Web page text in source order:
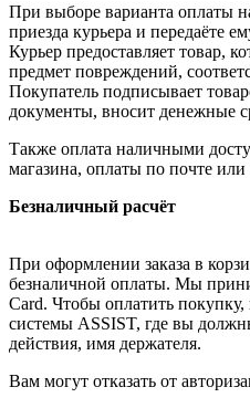
При выборе варианта оплаты
приезда курьера и передаёте
Курьер предоставляет товар,
предмет повреждений,
Покупатель подписывает
документы, вносит денежные
Также оплата наличными
магазина, оплаты по почте
Безналичный расчёт
При оформлении заказа в
безналичной оплаты. Мы
Card. Чтобы оплатить покупку,
системы ASSIST, где вы
действия, имя держателя.
Вам могут отказать от